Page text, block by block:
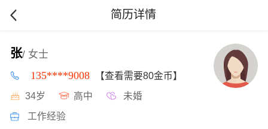
简历详情
张/ 女士
135****9008 【查看需要80金币】
34岁 高中 未婚
工作经验